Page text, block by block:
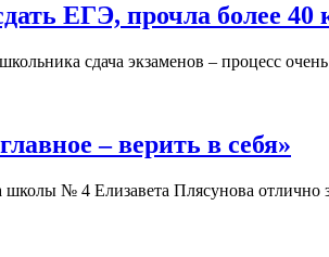
ЕГЭ, прочла более 40
сдача экзаменов – процесс
– верить в себя»
№ 4 Елизавета Плясунова отлично